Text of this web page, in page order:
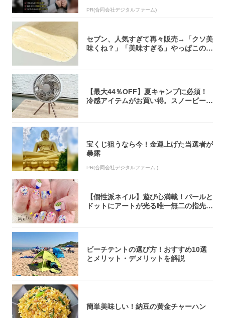
PR(合同会社デジタルファーム)
セブン、人気すぎて再々販売→「クソ美
味くね？」「美味すぎる」やっぱこのク
【最大44％OFF】夏キャンプに必須！
冷感アイテムがお買い得。スノーピー
宝くじ狙うなら今！金運上げた当選者が
暴露
PR(合同会社デジタルファーム )
【個性派ネイル】遊び心満載！パールと
ドットにアートが光る唯一無二の指先が
ビーチテントの選び方！おすすめ10選
とメリット・デメリットを解説
簡単美味しい！納豆の黄金チャーハン